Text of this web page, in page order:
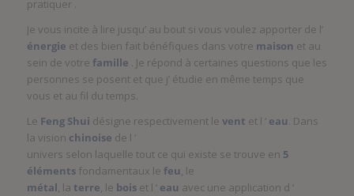
pratiquer .
Je vous incite à lire jusqu’ au bout si vous voulez apporter de l’
énergie et des bien fait bénéfiques dans votre maison et au
sein de votre famille . Je répond à certaines questions que les
personnes se posent et que j’ étudie en même temps que
vous et au fil du temps.
Le Feng Shui désigne respectivement le vent et l ‘ eau. Dans
la vision chinoise de l ‘
univers selon laquelle tout ce qui existe se trouve en 5
élémentsfondamentaux le feu, le
métal, la terre, le boiset l ‘ eau avec une application d ‘